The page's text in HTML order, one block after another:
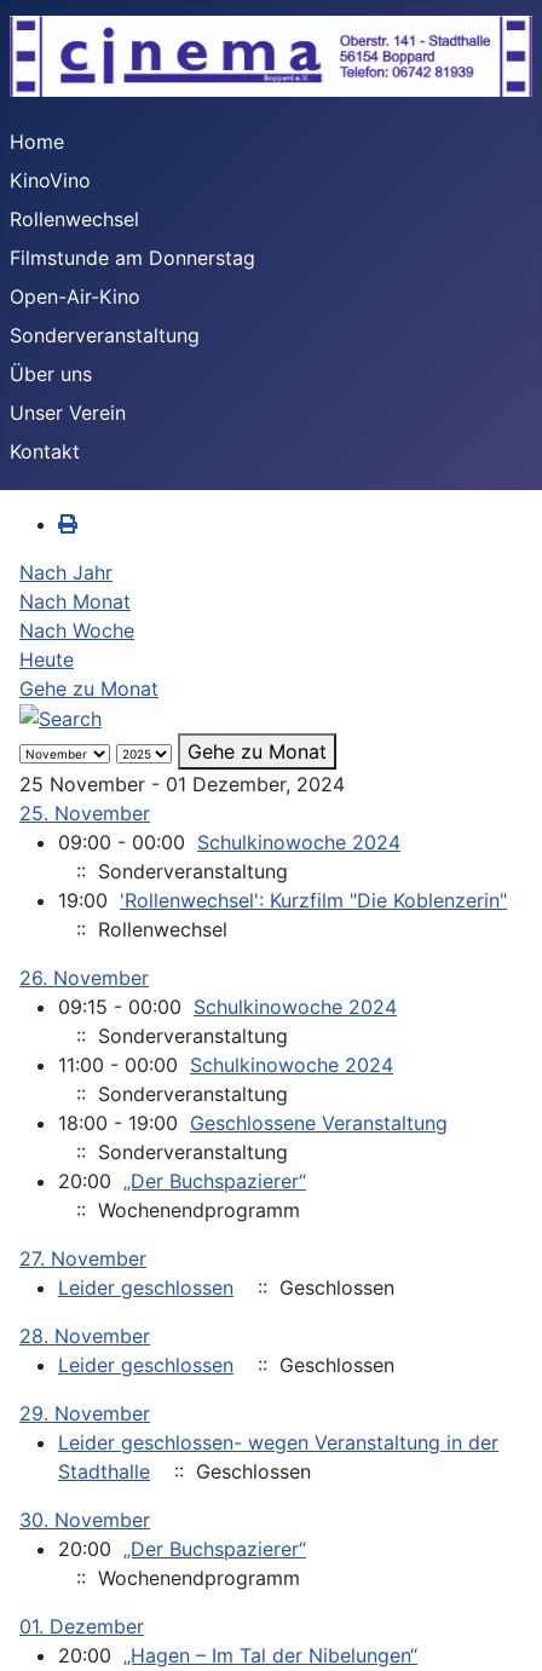
Home
KinoVino
Rollenwechsel
Filmstunde am Donnerstag
Open-Air-Kino
Sonderveranstaltung
Über uns
Unser Verein
Kontakt
Nach Jahr
Nach Monat
Nach Woche
Heute
Gehe zu Monat
Gehe zu Monat
25 November - 01 Dezember, 2024
25. November
09:00 - 00:00 Schulkinowoche 2024
:: Sonderveranstaltung
19:00 'Rollenwechsel': Kurzfilm "Die Koblenzerin"
:: Rollenwechsel
26. November
09:15 - 00:00 Schulkinowoche 2024
:: Sonderveranstaltung
11:00 - 00:00 Schulkinowoche 2024
:: Sonderveranstaltung
18:00 - 19:00 Geschlossene Veranstaltung
:: Sonderveranstaltung
20:00 „Der Buchspazierer“
:: Wochenendprogramm
27. November
Leider geschlossen
:: Geschlossen
28. November
Leider geschlossen
:: Geschlossen
29. November
Leider geschlossen- wegen Veranstaltung in der
Stadthalle
:: Geschlossen
30. November
20:00 „Der Buchspazierer“
:: Wochenendprogramm
01. Dezember
20:00 „Hagen – Im Tal der Nibelungen“